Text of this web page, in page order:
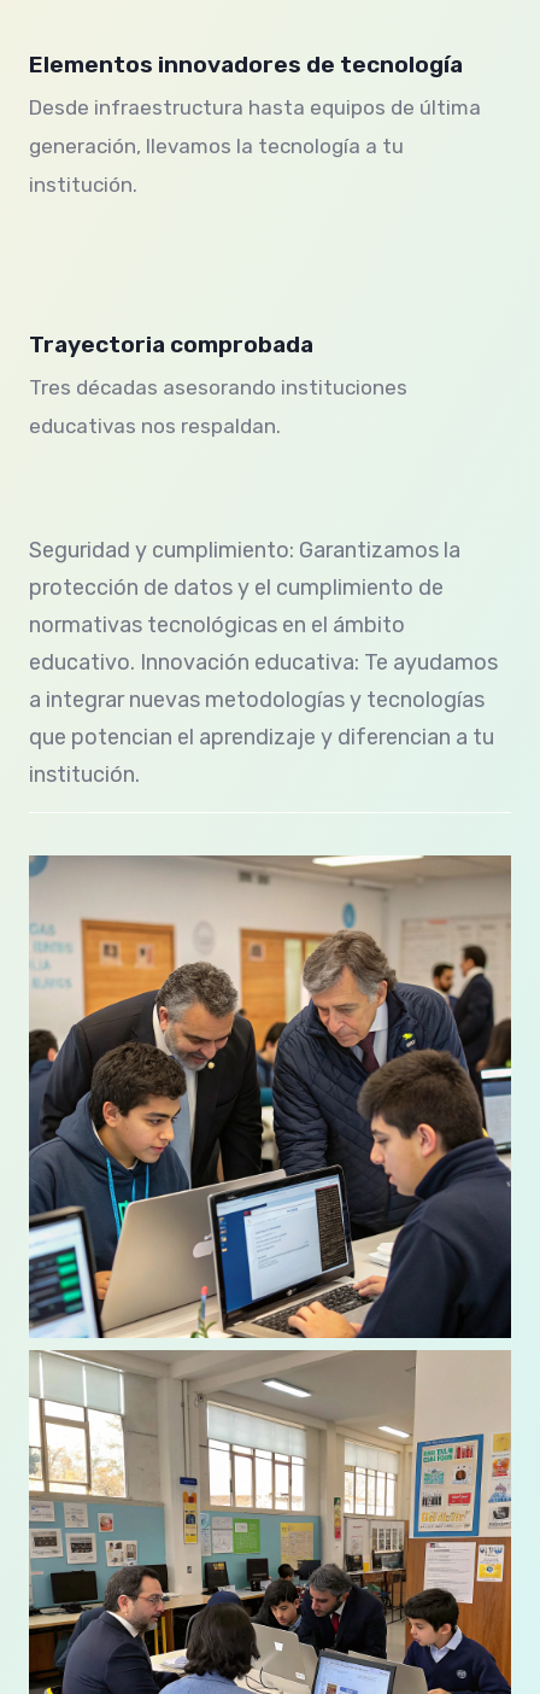
Elementos innovadores de tecnología
Desde infraestructura hasta equipos de última
generación, llevamos la tecnología a tu
institución.
Trayectoria comprobada
Tres décadas asesorando instituciones
educativas nos respaldan.
Seguridad y cumplimiento: Garantizamos la
protección de datos y el cumplimiento de
normativas tecnológicas en el ámbito
educativo. Innovación educativa: Te ayudamos
a integrar nuevas metodologías y tecnologías
que potencian el aprendizaje y diferencian a tu
institución.